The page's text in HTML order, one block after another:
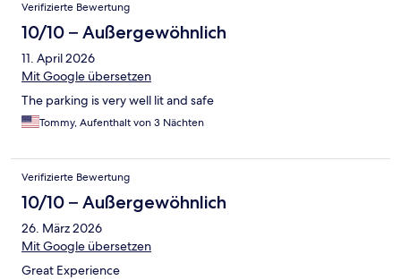
Verifizierte Bewertung
10/10 – Außergewöhnlich
11. April 2026
Mit Google übersetzen
The parking is very well lit and safe
Tommy, Aufenthalt von 3 Nächten
Verifizierte Bewertung
10/10 – Außergewöhnlich
26. März 2026
Mit Google übersetzen
Great Experience